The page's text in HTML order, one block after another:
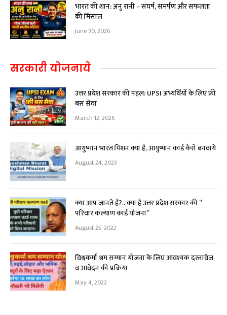
भारत की शान: अनु रानी – संघर्ष, समर्पण और सफलता
की मिसाल
June 30, 2026
सरकारी योजनाये
उत्तर प्रदेश सरकार की पहल: UPSI अभ्यर्थियों के लिए फ्री
बस सेवा
March 12, 2026
आयुष्मान भारत मिशन क्या है, आयुष्मान कार्ड कैसे बनवाये
August 24, 2023
क्या आप जानते हैं?.. क्या है उत्तर प्रदेश सरकार की ”
परिवार कल्याण कार्ड योजना”
August 25, 2022
विश्वकर्मा श्रम सम्मान योजना के लिए आवश्यक दस्तावेज
व आवेदन की प्रक्रिया
May 4, 2022